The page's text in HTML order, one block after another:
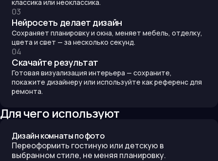
классика или неоклассика.
03
Нейросеть делает дизайн
Сохраняет планировку и окна, меняет мебель, отделку,
цвета и свет — за несколько секунд.
04
Скачайте результат
Готовая визуализация интерьера — сохраните,
покажите дизайнеру или используйте как референс для
ремонта.
Для чего используют
Дизайн комнаты по фото
Переоформить гостиную или детскую в
выбранном стиле, не меняя планировку.